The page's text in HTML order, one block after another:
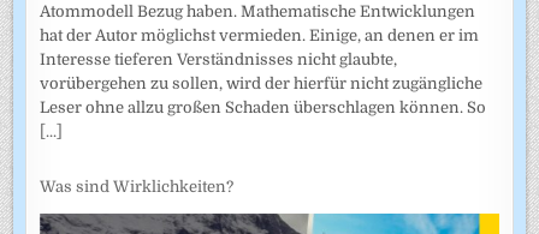
Atommodell Bezug haben. Mathematische Entwicklungen
hat der Autor möglichst vermieden. Einige, an denen er im
Interesse tieferen Verständnisses nicht glaubte,
vorübergehen zu sollen, wird der hierfür nicht zugängliche
Leser ohne allzu großen Schaden überschlagen können. So
[...]
Was sind Wirklichkeiten?